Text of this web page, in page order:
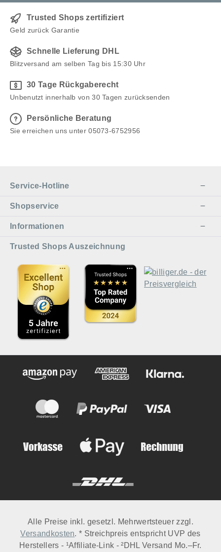
Messer während des Schleifens
stabil gehalten wird. Der HORL®
3 Rollschleifer arbeitet mit einer
Schleifscheibe zum schnellen
Einschleifen der Schneide sowie
das finale Finish. Die langlebigen
Blockdiamanten sorgen für einen
ermöglichen eine dauerhaft
scharfe Schneide. Zwei
zwei bewährte Schleifwinkel mit
Küchenmesser optimal geschärft
Schleifwinkel für besonders feine
und präzise Schneiden bei
hochwertigen Küchenmessern
oder Damastmessern 20°
Schleifwinkel für robuste und
langlebige Alltagsschärfe bei
europäischen Küchenmessern
oder Outdoor Messern Mit diesen
beiden Winkeln lassen sich
sowohl filigrane als auch robuste
Hochwertiges Design aus
nicht nur durch seine Leistung
sondern auch durch sein
aus massivem Nussbaumholz
verleiht dem Messerschärfer eine
sorgt gleichzeitig für eine
Dank des innovativen Quick Lock
Schleifscheiben schnell
wechseln sodass der
Rollschleifer flexibel mit weiteren
Trusted Shops zertifiziert
Geld zurück Garantie
Schnelle Lieferung DHL
Blitzversand am selben Tag bis 15:30 Uhr
30 Tage Rückgaberecht
Unbenutzt innerhalb von 30 Tagen zurücksenden
Persönliche Beratung
Sie erreichen uns unter 05073-6752956
Service-Hotline
Shopservice
Informationen
Trusted Shops Auszeichnung
Alle Preise inkl. gesetzl. Mehrwertsteuer zzgl.
Versandkosten. * Streichpreis entspricht UVP des
Herstellers - ¹Affiliate-Link - ²DHL Versand Mo.–Fr.